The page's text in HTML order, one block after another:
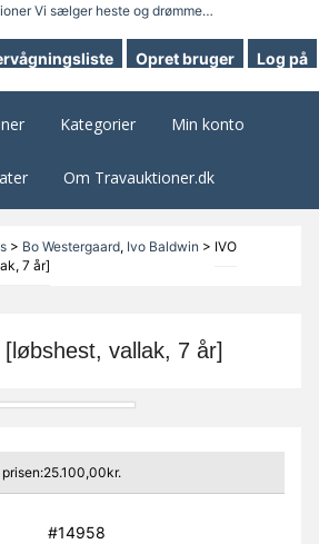
Opret bruger Log på
Kategorier Min konto
Om Travauktioner.dk
> Bo Westergaard, Ivo Baldwin > IVO
7 år]
vallak, 7 år]
#14958